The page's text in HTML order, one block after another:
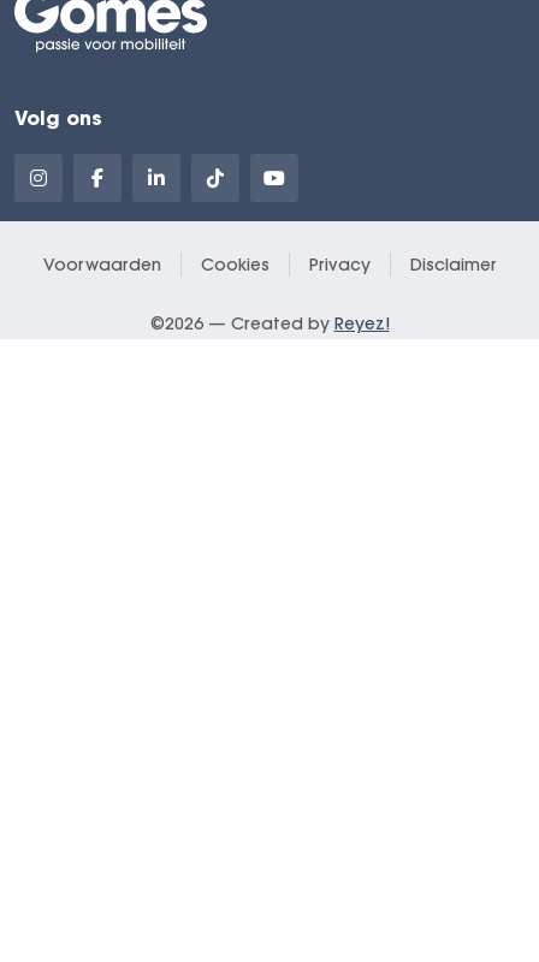
Volg ons
Voorwaarden Cookies Privacy Disclaimer
©2026 — Created by Reyez!